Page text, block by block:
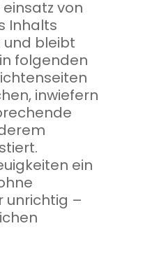
von
Inhalts
und bleibt
folgenden
inwiefern
ein
unrichtig –